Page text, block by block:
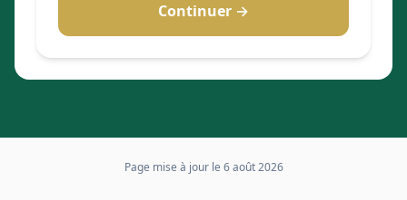
Continuer →
Page mise à jour le 6 août 2026